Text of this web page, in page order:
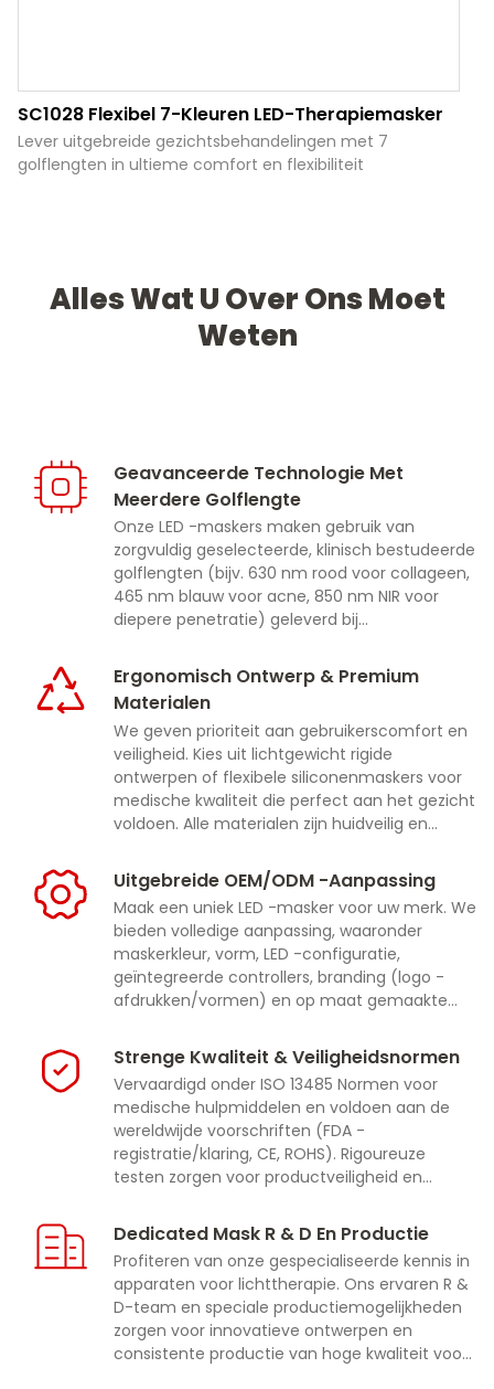
SC1028 Flexibel 7-Kleuren LED-Therapiemasker
Lever uitgebreide gezichtsbehandelingen met 7
golflengten in ultieme comfort en flexibiliteit
Alles Wat U Over Ons Moet
Weten
Geavanceerde Technologie Met
Meerdere Golflengte
Onze LED -maskers maken gebruik van
zorgvuldig geselecteerde, klinisch bestudeerde
golflengten (bijv. 630 nm rood voor collageen,
465 nm blauw voor acne, 850 nm NIR voor
diepere penetratie) geleverd bij
maximale werkzaamheid en zichtbare
resultaten
Ergonomisch Ontwerp & Premium
Materialen
We geven prioriteit aan gebruikerscomfort en
veiligheid. Kies uit lichtgewicht rigide
ontwerpen of flexibele siliconenmaskers voor
medische kwaliteit die perfect aan het gezicht
voldoen. Alle materialen zijn huidveilig en
Uitgebreide OEM/ODM -aanpassing
Maak een uniek LED -masker voor uw merk. We
bieden volledige aanpassing, waaronder
maskerkleur, vorm, LED -configuratie,
geïntegreerde controllers, branding (logo -
afdrukken/vormen) en op maat gemaakte
Strenge Kwaliteit & Veiligheidsnormen
Vervaardigd onder ISO 13485 Normen voor
medische hulpmiddelen en voldoen aan de
wereldwijde voorschriften (FDA -
registratie/klaring, CE, ROHS). Rigoureuze
testen zorgen voor productveiligheid en
Dedicated Mask R & D En Productie
Profiteren van onze gespecialiseerde kennis in
apparaten voor lichttherapie. Ons ervaren R &
D-team en speciale productiemogelijkheden
zorgen voor innovatieve ontwerpen en
consistente productie van hoge kwaliteit voor